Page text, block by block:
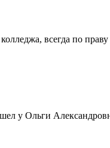
всегда по
у Ольги